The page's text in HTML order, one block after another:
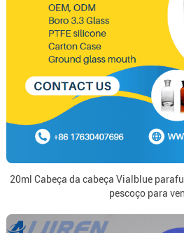
20ml Cabeça da cabeça Vialblue
pescoço para